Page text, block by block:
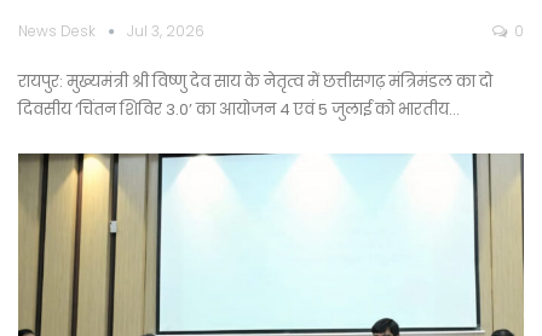
News Desk Jul 3, 2026 0
रायपुर: मुख्यमंत्री श्री विष्णु देव साय के नेतृत्व में छत्तीसगढ़ मंत्रिमंडल का दो
दिवसीय ‘चिंतन शिविर 3.0’ का आयोजन 4 एवं 5 जुलाई को भारतीय…